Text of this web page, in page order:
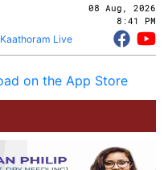
08 Aug, 2026
8:41 PM
Kaathoram Live